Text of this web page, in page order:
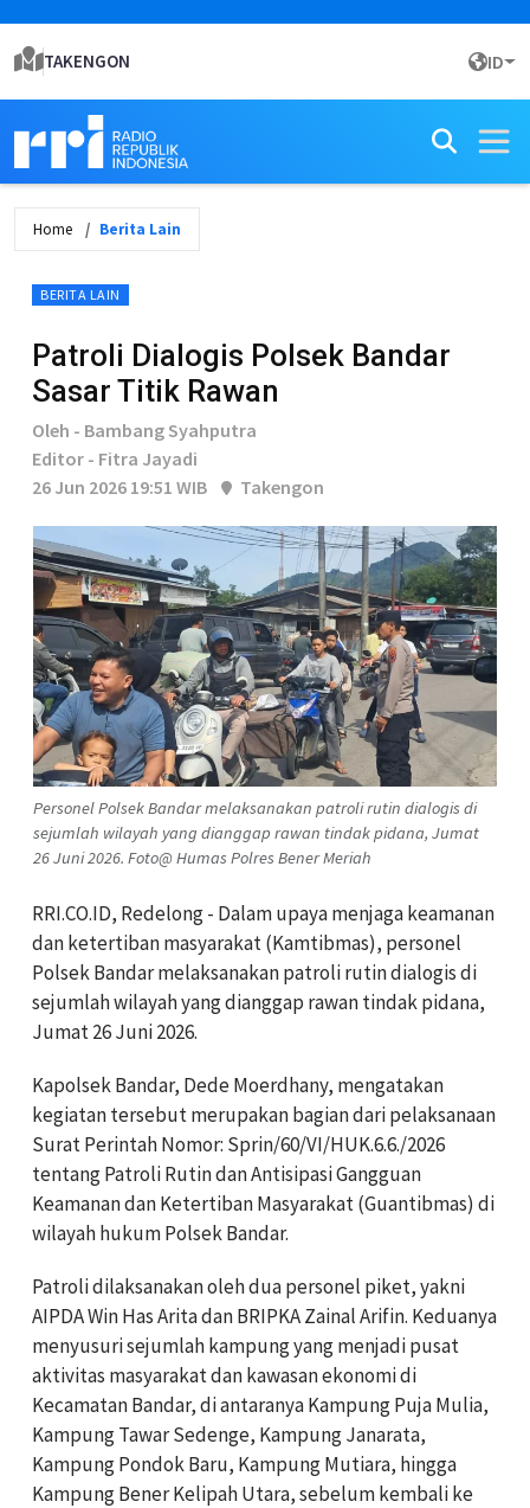
TAKENGON ID
Home Berita Lain
BERITA LAIN
Patroli Dialogis Polsek Bandar
Sasar Titik Rawan
Oleh - Bambang Syahputra
Editor - Fitra Jayadi
26 Jun 2026 19:51 WIB
Takengon
Personel Polsek Bandar melaksanakan patroli rutin dialogis di
sejumlah wilayah yang dianggap rawan tindak pidana, Jumat
26 Juni 2026. Foto@ Humas Polres Bener Meriah
RRI.CO.ID, Redelong - Dalam upaya menjaga keamanan
dan ketertiban masyarakat (Kamtibmas), personel
Polsek Bandar melaksanakan patroli rutin dialogis di
sejumlah wilayah yang dianggap rawan tindak pidana,
Jumat 26 Juni 2026.
Kapolsek Bandar, Dede Moerdhany, mengatakan
kegiatan tersebut merupakan bagian dari pelaksanaan
Surat Perintah Nomor: Sprin/60/VI/HUK.6.6./2026
tentang Patroli Rutin dan Antisipasi Gangguan
Keamanan dan Ketertiban Masyarakat (Guantibmas) di
wilayah hukum Polsek Bandar.
Patroli dilaksanakan oleh dua personel piket, yakni
AIPDA Win Has Arita dan BRIPKA Zainal Arifin. Keduanya
menyusuri sejumlah kampung yang menjadi pusat
aktivitas masyarakat dan kawasan ekonomi di
Kecamatan Bandar, di antaranya Kampung Puja Mulia,
Kampung Tawar Sedenge, Kampung Janarata,
Kampung Pondok Baru, Kampung Mutiara, hingga
Kampung Bener Kelipah Utara, sebelum kembali ke